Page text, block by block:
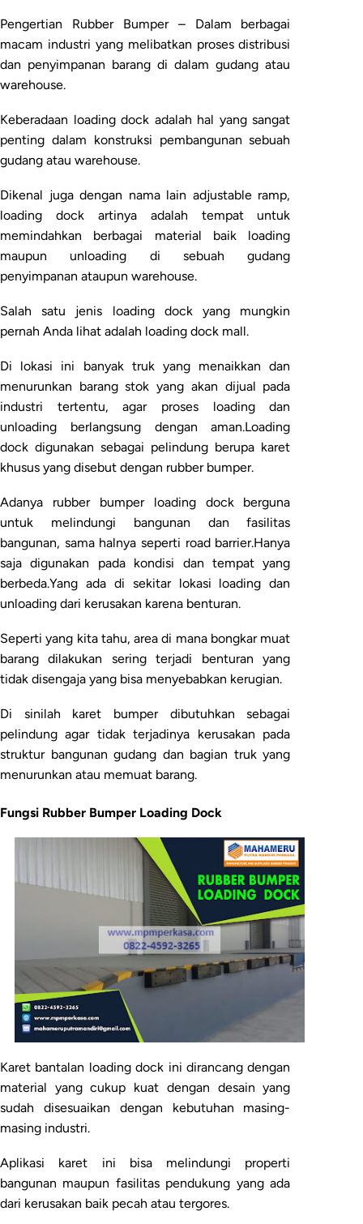
Pengertian Rubber Bumper – Dalam berbagai
macam industri yang melibatkan proses distribusi
dan penyimpanan barang di dalam gudang atau
warehouse.
Keberadaan loading dock adalah hal yang sangat
penting dalam konstruksi pembangunan sebuah
gudang atau warehouse.
Dikenal juga dengan nama lain adjustable ramp,
loading dock artinya adalah tempat untuk
memindahkan berbagai material baik loading
maupun unloading di sebuah gudang
penyimpanan ataupun warehouse.
Salah satu jenis loading dock yang mungkin
pernah Anda lihat adalah loading dock mall.
Di lokasi ini banyak truk yang menaikkan dan
menurunkan barang stok yang akan dijual pada
industri tertentu, agar proses loading dan
unloading berlangsung dengan aman.Loading
dock digunakan sebagai pelindung berupa karet
khusus yang disebut dengan rubber bumper.
Adanya rubber bumper loading dock berguna
untuk melindungi bangunan dan fasilitas
bangunan, sama halnya seperti road barrier.Hanya
saja digunakan pada kondisi dan tempat yang
berbeda.Yang ada di sekitar lokasi loading dan
unloading dari kerusakan karena benturan.
Seperti yang kita tahu, area di mana bongkar muat
barang dilakukan sering terjadi benturan yang
tidak disengaja yang bisa menyebabkan kerugian.
Di sinilah karet bumper dibutuhkan sebagai
pelindung agar tidak terjadinya kerusakan pada
struktur bangunan gudang dan bagian truk yang
menurunkan atau memuat barang.
Fungsi Rubber Bumper Loading Dock
Karet bantalan loading dock ini dirancang dengan
material yang cukup kuat dengan desain yang
sudah disesuaikan dengan kebutuhan masing-
masing industri.
Aplikasi karet ini bisa melindungi properti
bangunan maupun fasilitas pendukung yang ada
dari kerusakan baik pecah atau tergores.